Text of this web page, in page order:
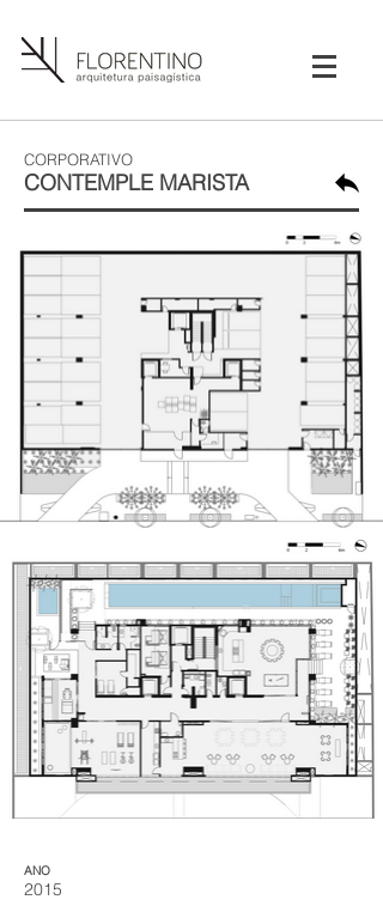
CORPORATIVO
CONTEMPLE MARISTA
ANO​
2015